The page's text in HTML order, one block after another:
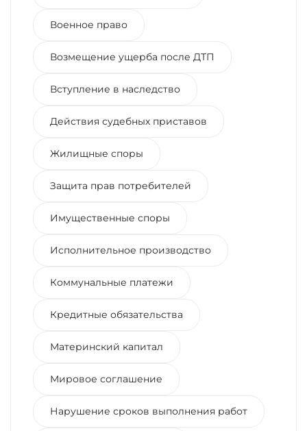
Военное право
Возмещение ущерба после ДТП
Вступление в наследство
Действия судебных приставов
Жилищные споры
Защита прав потребителей
Имущественные споры
Исполнительное производство
Коммунальные платежи
Кредитные обязательства
Материнский капитал
Мировое соглашение
Нарушение сроков выполнения работ